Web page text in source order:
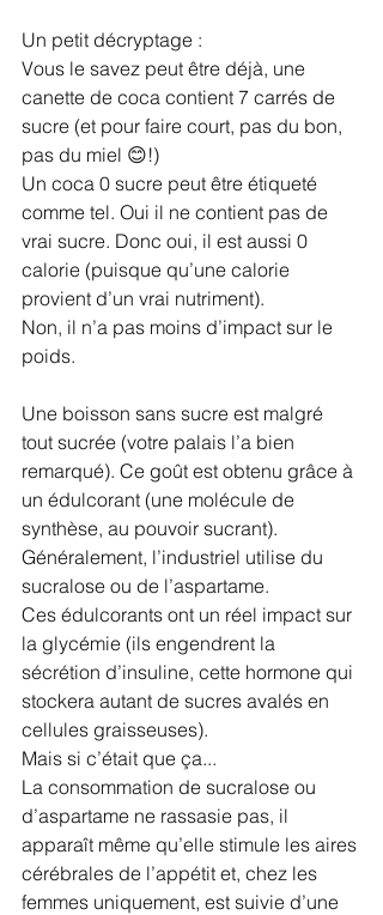
Un petit décryptage :
Vous le savez peut être déjà, une
canette de coca contient 7 carrés de
sucre (et pour faire court, pas du bon,
pas du miel 😊!)
Un coca 0 sucre peut être étiqueté
comme tel. Oui il ne contient pas de
vrai sucre. Donc oui, il est aussi 0
calorie (puisque qu’une calorie
provient d’un vrai nutriment).
Non, il n’a pas moins d’impact sur le
poids.
Une boisson sans sucre est malgré
tout sucrée (votre palais l’a bien
remarqué). Ce goût est obtenu grâce à
un édulcorant (une molécule de
synthèse, au pouvoir sucrant).
Généralement, l’industriel utilise du
sucralose ou de l’aspartame.
Ces édulcorants ont un réel impact sur
la glycémie (ils engendrent la
sécrétion d’insuline, cette hormone qui
stockera autant de sucres avalés en
cellules graisseuses).
Mais si c’était que ça...
La consommation de sucralose ou
d’aspartame ne rassasie pas, il
apparaît même qu’elle stimule les aires
cérébrales de l’appétit et, chez les
femmes uniquement, est suivie d’une